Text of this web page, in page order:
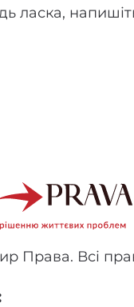
ласка,
Права. Всі